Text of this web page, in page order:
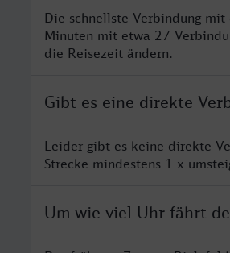
Die schnellste Verbindung
Minuten mit etwa 27
die Reisezeit ändern.
Gibt es eine direkte
Leider gibt es keine direkte
Strecke mindestens 1 x
Um wie viel Uhr fährt